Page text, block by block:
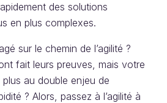
des solutions
en plus complexes.
sur le chemin de l’agilité ?
fait leurs preuves, mais votre
au double enjeu de
? Alors, passez à l’agilité à